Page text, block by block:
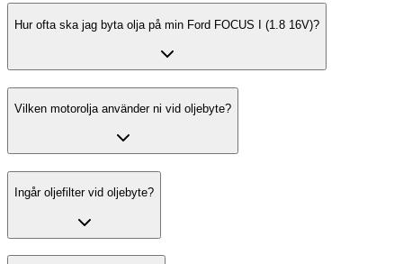
Hur ofta ska jag byta olja på min Ford FOCUS I (1.8 16V)?
Vilken motorolja använder ni vid oljebyte?
Ingår oljefilter vid oljebyte?